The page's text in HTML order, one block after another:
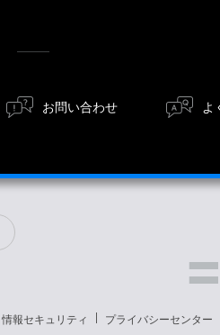
お問い合わせ よ
情報セキュリティ プライバシーセンター